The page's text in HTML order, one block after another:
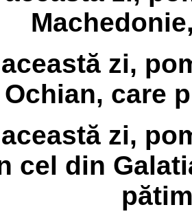
zi,
Ochian, care
zi,
cel din